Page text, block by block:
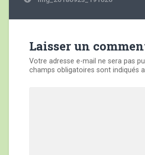
de
Laisser un
Votre adresse e-mail ne sera pas
champs obligatoires sont indiqués